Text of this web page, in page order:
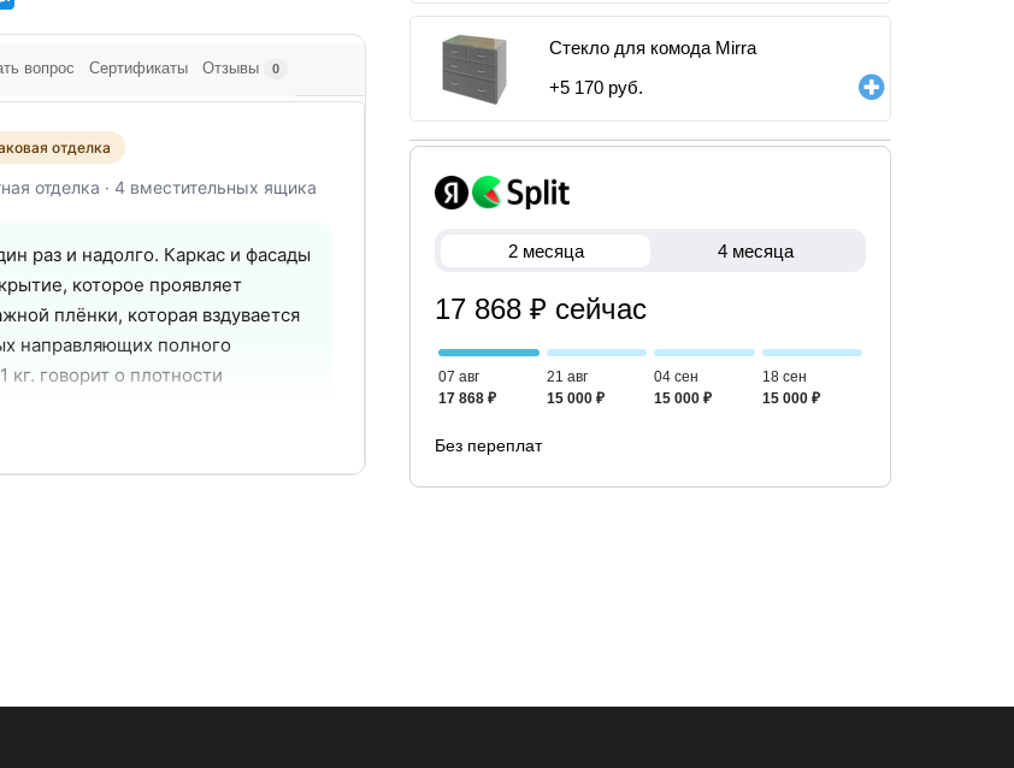
Стекло для комода Mirra
+5 170 руб.
2 месяца 4 месяца
17 868 ₽ сейчас
07 авг
17 868 ₽
21 авг
15 000 ₽
04 сен
15 000 ₽
18 сен
15 000 ₽
Без переплат
вопрос Сертификаты Отзывы 0
отделка
отделка · 4 вместительных ящика
раз и надолго. Каркас и фасады
которое проявляет
плёнки, которая вздувается
направляющих полного
говорит о плотности